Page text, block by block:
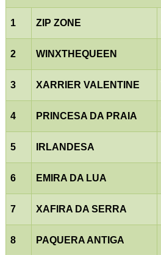
1 ZIP ZONE
2 WINXTHEQUEEN
3 XARRIER VALENTINE
4 PRINCESA DA PRAIA
5 IRLANDESA
6 EMIRA DA LUA
7 XAFIRA DA SERRA
8 PAQUERA ANTIGA